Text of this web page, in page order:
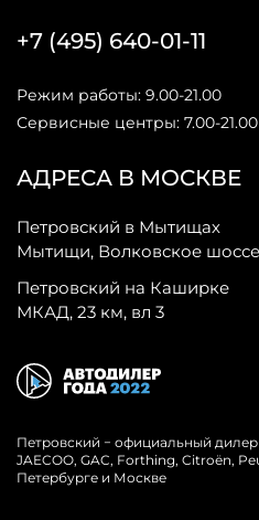
АДРЕСА В МОСКВЕ
Петровский в Мытищах
Мытищи, Волковское шоссе
Петровский на Каширке
МКАД, 23 км, вл 3
+7 (495) 640-01-11
Режим работы: 9.00-21.00
Сервисные центры: 7.00-21.00
Петровский − официальный
JAECOO, GAC, Forthing, Citroёn,
Петербурге и Москве